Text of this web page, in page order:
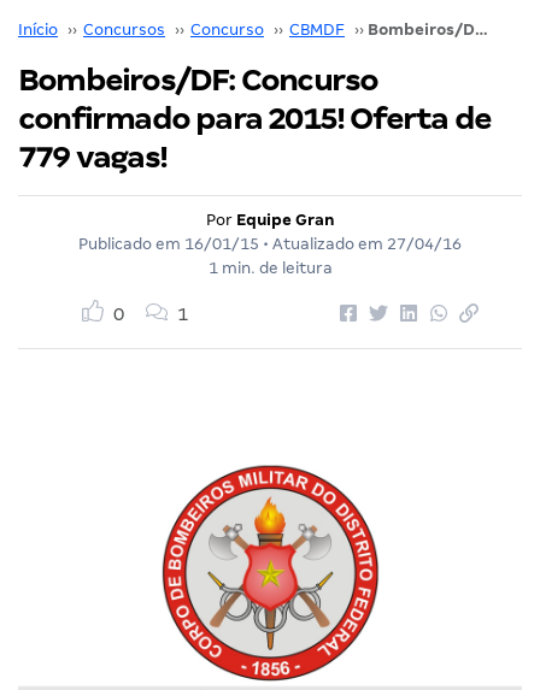
Início ›› Concursos ›› Concurso ›› CBMDF ›› Bombeiros/DF: Concurso confirmado para 2015! Oferta de 779 vagas!
Bombeiros/DF: Concurso
confirmado para 2015! Oferta de
779 vagas!
Por Equipe Gran
Publicado em 16/01/15 • Atualizado em 27/04/16
1 min. de leitura
0 1